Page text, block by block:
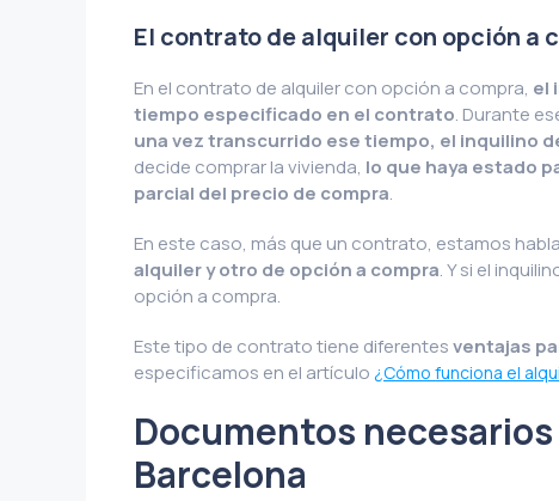
El contrato de alquiler con opción a
En el contrato de alquiler con opción a compra, el
tiempo especificado en el contrato. Durante
una vez transcurrido ese tiempo, el inquilino
decide comprar la vivienda, lo que haya estado
parcial del precio de compra.
En este caso, más que un contrato, estamos
alquiler y otro de opción a compra. Y si el
opción a compra.
Este tipo de contrato tiene diferentesventajas
especificamos en el artículo ¿Cómo funciona el
Documentos
Barcelona